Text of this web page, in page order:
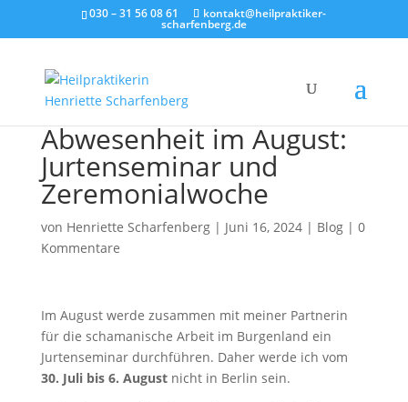
030 – 31 56 08 61 kontakt@heilpraktiker-
scharfenberg.de
Abwesenheit im August:
Jurtenseminar und
Zeremonialwoche
von Henriette Scharfenberg| Juni 16, 2024| Blog| 0
Kommentare
Im August werde zusammen mit meiner Partnerin
für die schamanische Arbeit im Burgenland ein
Jurtenseminar durchführen. Daher werde ich vom
30. Juli bis 6. Augustnicht in Berlin sein.